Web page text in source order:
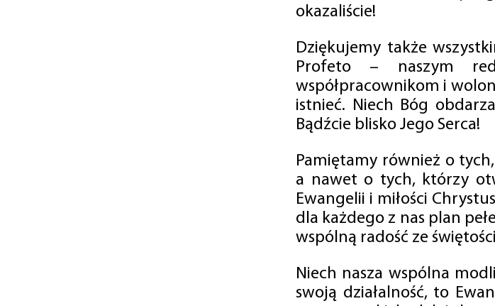
okazaliście!
Dziękujemy także
Profeto – naszym
współpracownikom i
istnieć. Niech Bóg
Bądźcie blisko Jego Serca!
Pamiętamy również o
a nawet o tych, którzy
Ewangelii i miłości
dla każdego z nas plan
wspólną radość ze
Niech nasza wspólna
swoją działalność, to